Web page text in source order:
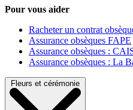
Pour vous aider
Racheter un contrat
Assurance obsèques FAPE
Assurance obsèques :
Assurance obsèques : La
Fleurs et cérémonie